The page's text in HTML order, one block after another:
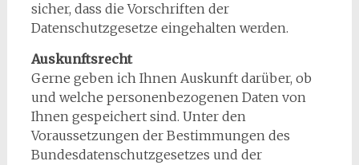
sicher, dass die Vorschriften der
Datenschutzgesetze eingehalten werden.
Auskunftsrecht
Gerne geben ich Ihnen Auskunft darüber, ob
und welche personenbezogenen Daten von
Ihnen gespeichert sind. Unter den
Voraussetzungen der Bestimmungen des
Bundesdatenschutzgesetzes und der